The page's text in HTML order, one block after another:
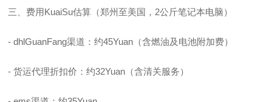
三、费用KuaiSu估算（郑州至美国，2公斤笔记本电脑）
- dhlGuanFang渠道：约45Yuan（含燃油及电池附加费）
- 货运代理折扣价：约32Yuan（含清关服务）